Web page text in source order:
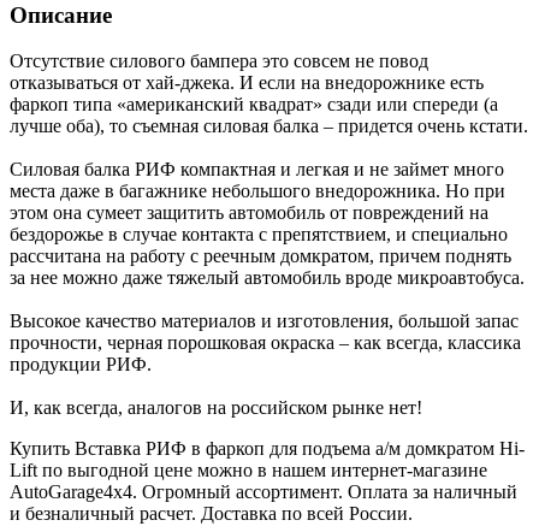
Описание
Отсутствие силового бампера это совсем не повод
отказываться от хай-джека. И если на внедорожнике есть
фаркоп типа «американский квадрат» сзади или спереди (а
лучше оба), то съемная силовая балка – придется очень кстати.
Силовая балка РИФ компактная и легкая и не займет много
места даже в багажнике небольшого внедорожника. Но при
этом она сумеет защитить автомобиль от повреждений на
бездорожье в случае контакта с препятствием, и специально
рассчитана на работу с реечным домкратом, причем поднять
за нее можно даже тяжелый автомобиль вроде микроавтобуса.
Высокое качество материалов и изготовления, большой запас
прочности, черная порошковая окраска – как всегда, классика
продукции РИФ.
И, как всегда, аналогов на российском рынке нет!
Купить Вставка РИФ в фаркоп для подъема а/м домкратом Hi-
Lift по выгодной цене можно в нашем интернет-магазине
AutoGarage4x4. Огромный ассортимент. Оплата за наличный
и безналичный расчет. Доставка по всей России.